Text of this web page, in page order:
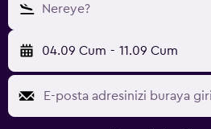
Nereye?
04.09 Cum - 11.09 Cum